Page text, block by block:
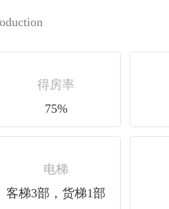
得房率
75%
电梯
客梯3部，货梯1部